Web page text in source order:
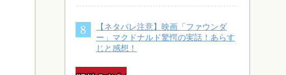
【ネタバレ注意】映画「ファウンダ
ー」マクドナルド驚愕の実話！あらす
じと感想！